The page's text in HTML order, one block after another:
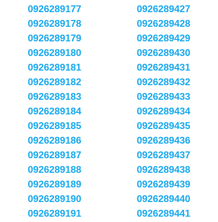
0926289177
0926289178
0926289179
0926289180
0926289181
0926289182
0926289183
0926289184
0926289185
0926289186
0926289187
0926289188
0926289189
0926289190
0926289191
0926289427
0926289428
0926289429
0926289430
0926289431
0926289432
0926289433
0926289434
0926289435
0926289436
0926289437
0926289438
0926289439
0926289440
0926289441